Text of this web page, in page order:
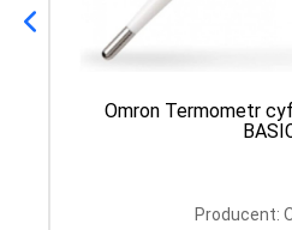
Omron Termometr
Producent: